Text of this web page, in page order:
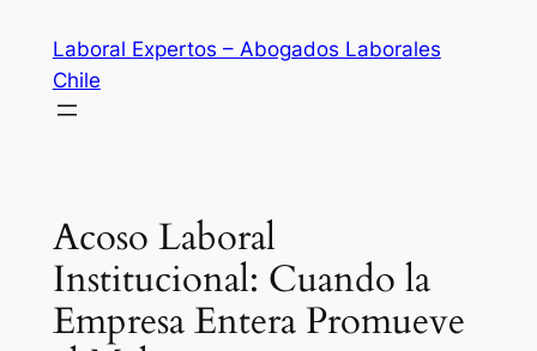
contenido
Laboral Expertos – Abogados Laborales
Chile
Acoso Laboral
Institucional: Cuando la
Empresa Entera Promueve